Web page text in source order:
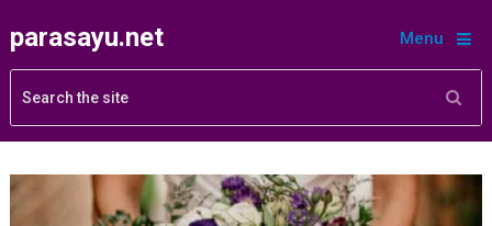
parasayu.net Menu